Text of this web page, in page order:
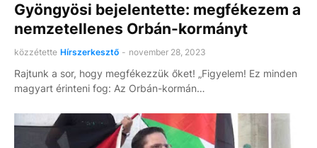
Gyöngyösi bejelentette: megfékezem a
nemzetellenes Orbán-kormányt
közzétette Hírszerkesztő - november 28, 2023
Rajtunk a sor, hogy megfékezzük őket! „Figyelem! Ez minden
magyart érinteni fog: Az Orbán-kormán…